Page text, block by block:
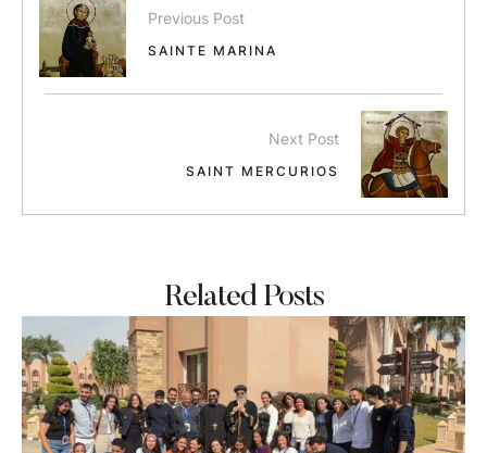
Previous Post
SAINTE MARINA
Next Post
SAINT MERCURIOS
Related Posts